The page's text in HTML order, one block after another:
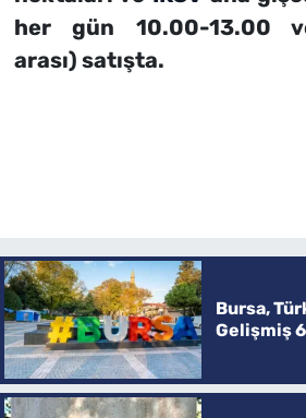
her gün 10.00-13.00
arası) satışta.
Bursa,
Gelişmiş